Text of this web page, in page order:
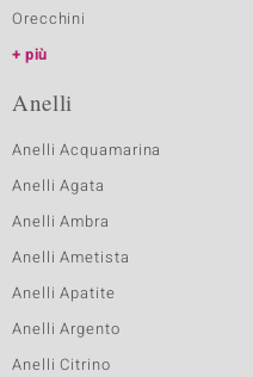
Orecchini
più
Anelli
Anelli Acquamarina
Anelli Agata
Anelli Ambra
Anelli Ametista
Anelli Apatite
Anelli Argento
Anelli Citrino